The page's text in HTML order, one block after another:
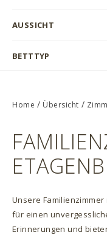
AUSSICHT
BETTTYP
Home / Übersicht /
Unsere
für einen
Erinnerungen und